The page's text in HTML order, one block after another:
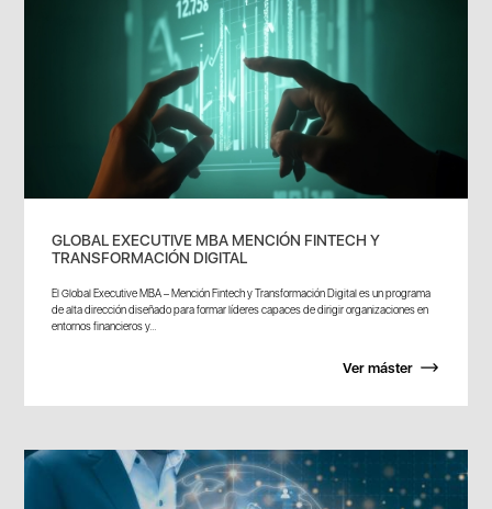
GLOBAL EXECUTIVE MBA MENCIÓN FINTECH Y
TRANSFORMACIÓN DIGITAL
El Global Executive MBA – Mención Fintech y Transformación Digital es un programa
de alta dirección diseñado para formar líderes capaces de dirigir organizaciones en
entornos financieros y...
Ver máster